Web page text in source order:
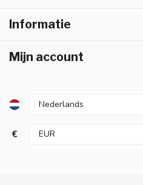
Informatie
Mijn account
€